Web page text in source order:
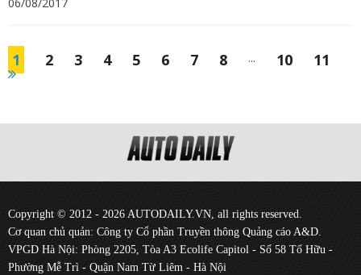
1 2 3 4 5 6 7 8 ... 10 11
Copyright © 2012 - 2026 AUTODAILY.VN, all rights reserved.
Cơ quan chủ quản: Công ty Cổ phần Truyền thông Quảng cáo A&D.
VPGD Hà Nội: Phòng 2205, Tòa A3 Ecolife Capitol - Số 58 Tố Hữu -
Phường Mễ Trì - Quận Nam Từ Liêm - Hà Nội